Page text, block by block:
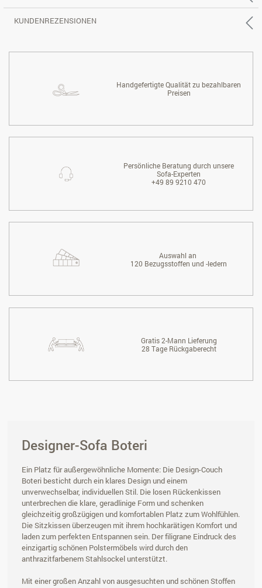
KUNDENREZENSIONEN
Handgefertigte Qualität zu bezahlbaren
Preisen
Persönliche Beratung durch unsere
Sofa-Experten
+49 89 9210 470
Auswahl an
120 Bezugsstoffen und -ledern
Gratis 2-Mann Lieferung
28 Tage Rückgaberecht
Designer-Sofa Boteri
Ein Platz für außergewöhnliche Momente: Die Design-Couch
Boteri besticht durch ein klares Design und einem
unverwechselbar, individuellen Stil. Die losen Rückenkissen
unterbrechen die klare, geradlinige Form und schenken
gleichzeitig großzügigen und komfortablen Platz zum Wohlfühlen.
Die Sitzkissen überzeugen mit ihrem hochkarätigen Komfort und
laden zum perfekten Entspannen sein. Der filigrane Eindruck des
einzigartig schönen Polstermöbels wird durch den
anthrazitfarbenem Stahlsockel unterstützt.
Mit einer großen Anzahl von ausgesuchten und schönen Stoffen